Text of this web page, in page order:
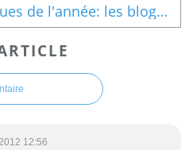
Le must des pique-niques de l'année: les blogueurs à Bercy avec Dorian
12:56